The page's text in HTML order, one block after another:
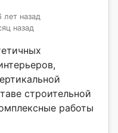
лет назад
назад
строительной
работы